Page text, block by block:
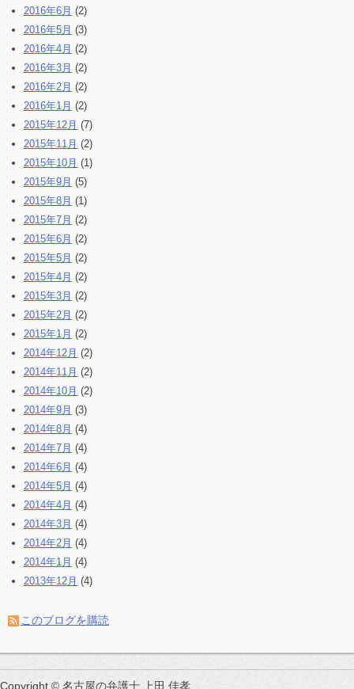
2016年6月 (2)
2016年5月 (3)
2016年4月 (2)
2016年3月 (2)
2016年2月 (2)
2016年1月 (2)
2015年12月 (7)
2015年11月 (2)
2015年10月 (1)
2015年9月 (5)
2015年8月 (1)
2015年7月 (2)
2015年6月 (2)
2015年5月 (2)
2015年4月 (2)
2015年3月 (2)
2015年2月 (2)
2015年1月 (2)
2014年12月 (2)
2014年11月 (2)
2014年10月 (2)
2014年9月 (3)
2014年8月 (4)
2014年7月 (4)
2014年6月 (4)
2014年5月 (4)
2014年4月 (4)
2014年3月 (4)
2014年2月 (4)
2014年1月 (4)
2013年12月 (4)
このブログを購読
Copyright © 名古屋の弁護士 上田 佳孝